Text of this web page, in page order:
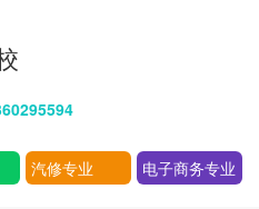
汽修专业 电子商务专业